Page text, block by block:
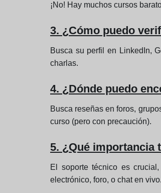
¡No! Hay muchos cursos
3. ¿Cómo puedo
Busca su perfil en LinkedIn,
charlas.
4. ¿Dónde puedo
Busca reseñas en foros,
curso (pero con precaución).
5. ¿Qué importancia
El soporte técnico es
electrónico, foro, o chat en